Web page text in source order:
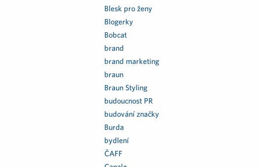
Blesk pro ženy
Blogerky
Bobcat
brand
brand marketing
braun
Braun Styling
budoucnost PR
budování značky
Burda
bydlení
ČAFF